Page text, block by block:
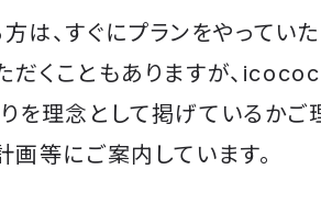
は、すぐにプランをやってい
だくこともありますが、
を理念として掲げているか
画等にご案内しています。